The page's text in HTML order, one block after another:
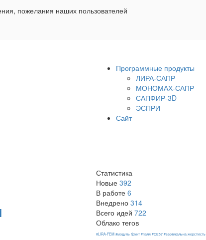
пожелания наших пользователей
Программные продукты
ЛИРА-САПР
МОНОМАХ-САПР
САПФИР-3D
ЭСПРИ
Сайт
Статистика
Новые 392
В работе 6
Внедрено 314
Всего идей 722
Облако тегов
#LIRA-FEM #модуль Ґрунт #паля #СЕ57 #вертикальна жорсткість